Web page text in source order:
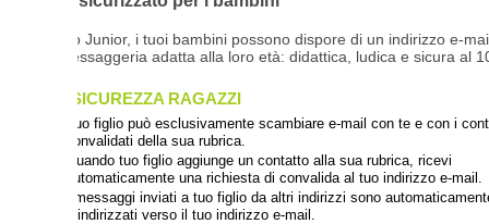
Junior, i tuoi bambini possono dispore di un indirizzo e-mail all'interno
adatta alla loro età: didattica, ludica e sicura al 100%.
RAGAZZI
figlio può esclusivamente scambiare e-mail con te e con i contatti
della sua rubrica.
tuo figlio aggiunge un contatto alla sua rubrica, ricevi
una richiesta di convalida al tuo indirizzo e-mail.
inviati a tuo figlio da altri indirizzi sono automaticamente
verso il tuo indirizzo e-mail.